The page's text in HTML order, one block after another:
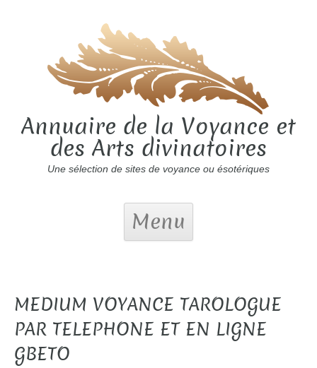
Annuaire de la Voyance et
des Arts divinatoires
Une sélection de sites de voyance ou ésotériques
Menu
MEDIUM VOYANCE TAROLOGUE
PAR TELEPHONE ET EN LIGNE
GBETO